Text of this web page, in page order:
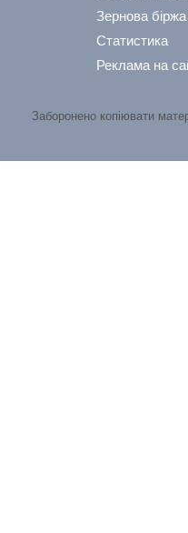
Зернова біржа
Статистика
Реклама на
Заборонено копіювати